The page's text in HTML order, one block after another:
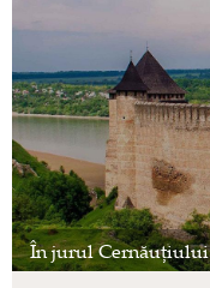
În jurul Cernăuțiului